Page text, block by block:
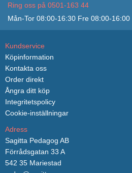
Ring oss på 0501-163 44
Mån-Tor 08:00-16:30 Fre 08:00-16:00
Kundservice
Köpinformation
Kontakta oss
Order direkt
Ångra ditt köp
Integritetspolicy
Cookie-inställningar
Adress
Sagitta Pedagog AB
Förrådsgatan 33 A
542 35 Mariestad